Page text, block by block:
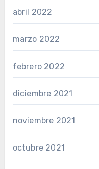
abril 2022
marzo 2022
febrero 2022
diciembre 2021
noviembre 2021
octubre 2021